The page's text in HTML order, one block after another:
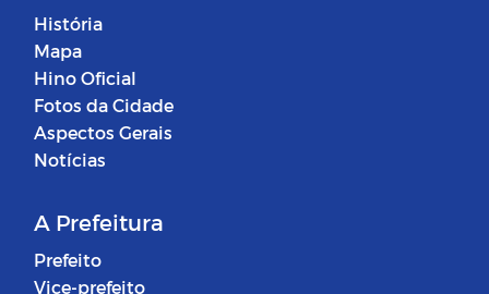
História
Mapa
Hino Oficial
Fotos da Cidade
Aspectos Gerais
Notícias
A Prefeitura
Prefeito
Vice-prefeito